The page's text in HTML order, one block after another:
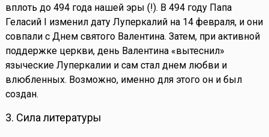
вплоть до 494 года нашей эры (!). В 494 году Папа
Геласий I изменил дату Луперкалий на 14 февраля, и они
совпали с Днем святого Валентина. Затем, при активной
поддержке церкви, день Валентина «вытеснил»
языческие Луперкалии и сам стал днем любви и
влюбленных. Возможно, именно для этого он и был
создан.
3. Сила литературы